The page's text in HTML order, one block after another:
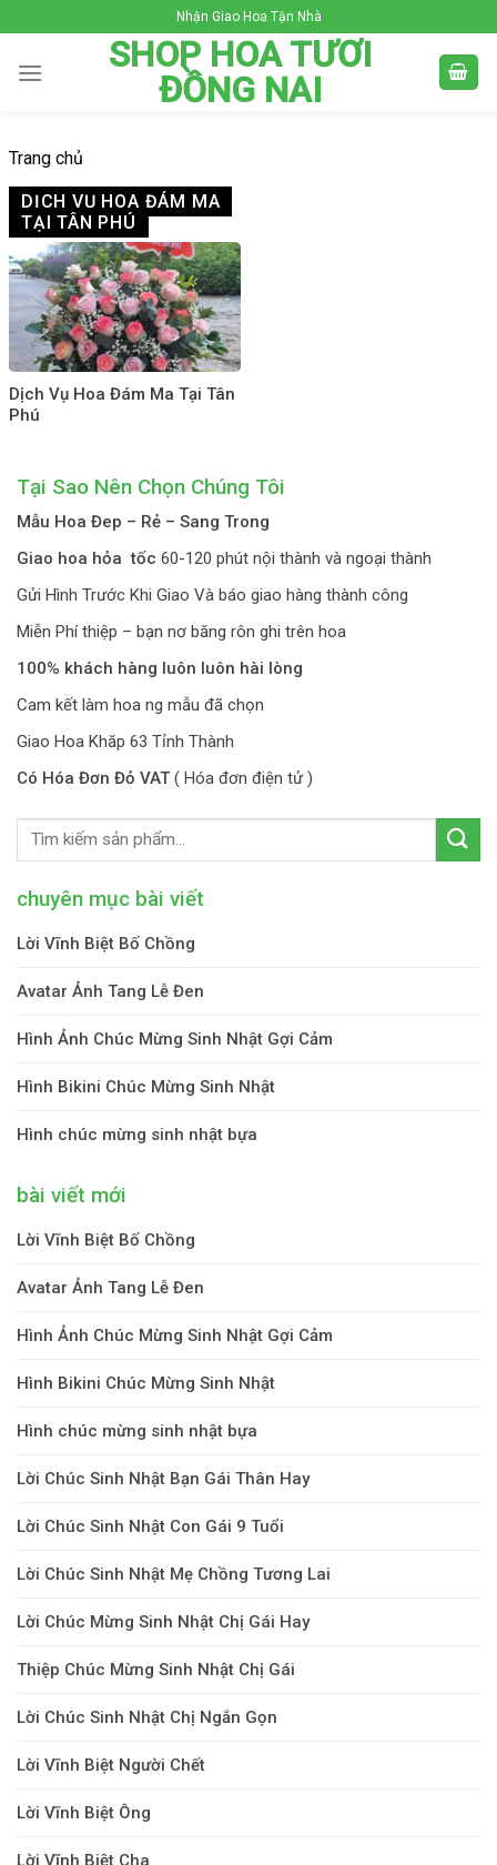
to
content
Nhận Giao Hoa Tận Nhà
SHOP HOA TƯƠI
ĐỒNG NAI
Trang chủ
DỊCH VỤ HOA ĐÁM MA
TẠI TÂN PHÚ
Dịch Vụ Hoa Đám Ma Tại Tân
Phú
Tại Sao Nên Chọn Chúng Tôi
Mẫu Hoa Đep – Rẻ – Sang Trong
Giao hoa hỏa tốc 60-120 phút nội thành và ngoại thành
Gửi Hình Trước Khi Giao Và báo giao hàng thành công
Miễn Phí thiệp – bạn nơ băng rôn ghi trên hoa
100% khách hàng luôn luôn hài lòng
Cam kết làm hoa ng mẫu đã chọn
Giao Hoa Khăp 63 Tỉnh Thành
Có Hóa Đơn Đỏ VAT ( Hóa đơn điện tử )
chuyên mục bài viết
Lời Vĩnh Biệt Bố Chồng
Avatar Ảnh Tang Lễ Đen
Hình Ảnh Chúc Mừng Sinh Nhật Gợi Cảm
Hình Bikini Chúc Mừng Sinh Nhật
Hình chúc mừng sinh nhật bựa
bài viết mới
Lời Vĩnh Biệt Bố Chồng
Avatar Ảnh Tang Lễ Đen
Hình Ảnh Chúc Mừng Sinh Nhật Gợi Cảm
Hình Bikini Chúc Mừng Sinh Nhật
Hình chúc mừng sinh nhật bựa
Lời Chúc Sinh Nhật Bạn Gái Thân Hay
Lời Chúc Sinh Nhật Con Gái 9 Tuổi
Lời Chúc Sinh Nhật Mẹ Chồng Tương Lai
Lời Chúc Mừng Sinh Nhật Chị Gái Hay
Thiệp Chúc Mừng Sinh Nhật Chị Gái
Lời Chúc Sinh Nhật Chị Ngắn Gọn
Lời Vĩnh Biệt Người Chết
Lời Vĩnh Biệt Ông
Lời Vĩnh Biệt Cha